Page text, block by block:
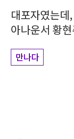
대포자였는데
아나운서 황
만나다